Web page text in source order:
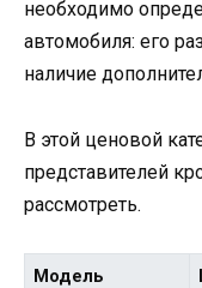
необходимо
автомобиля: его
наличие
В этой ценовой
представителей
рассмотреть.
Модель